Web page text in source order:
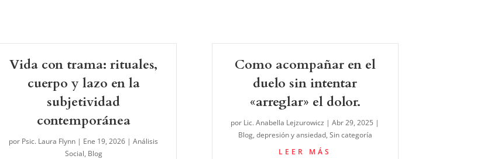
Vida con trama: rituales,
cuerpo y lazo en la
subjetividad
contemporánea
por Psic. Laura Flynn | Ene 19, 2026 |Análisis
Social, Blog
Como acompañar en el
duelo sin intentar
«arreglar» el dolor.
por Lic. Anabella Lejzurowicz |Abr 29, 2025 |
Blog, depresión y ansiedad, Sin categoría
LEER MÁS